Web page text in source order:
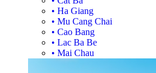
• Ha Giang
• Mu Cang Chai
• Cao Bang
• Lac Ba Be
• Mai Chau